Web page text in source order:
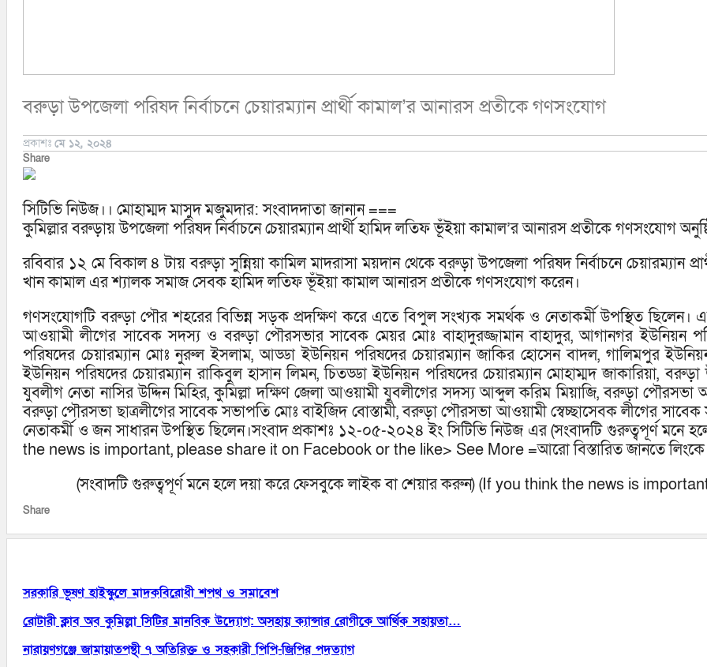
বরুড়া উপজেলা পরিষদ নির্বাচনে চেয়ারম্যান প্রার্থী কামাল’র আনারস প্রতীকে গণসংযোগ
প্রকাশঃ মে ১২, ২০২৪
Share
সিটিভি নিউজ।। মোহাম্মদ মাসুদ মজুমদার: সংবাদদাতা জানান ===
কুমিল্লার বরুড়ায় উপজেলা পরিষদ নির্বাচনে চেয়ারম্যান প্রার্থী হামিদ লতিফ ভূঁইয়া কামাল’র আনারস প্রতীকে গণসংযোগ
রবিবার ১২ মে বিকাল ৪ টায় বরুড়া সুন্নিয়া কামিল মাদরাসা ময়দান থেকে বরুড়া উপজেলা পরিষদ নির্বাচনে চেয়ারম্যান প্রার্থী
খান কামাল এর শ্যালক সমাজ সেবক হামিদ লতিফ ভূঁইয়া কামাল আনারস প্রতীকে গণসংযোগ করেন।
গণসংযোগটি বরুড়া পৌর শহরের বিভিন্ন সড়ক প্রদক্ষিণ করে এতে বিপুল সংখ্যক সমর্থক ও নেতাকর্মী উপস্থিত ছিলেন।
আওয়ামী লীগের সাবেক সদস্য ও বরুড়া পৌরসভার সাবেক মেয়র মোঃ বাহাদুরজ্জামান বাহাদুর, আগানগর ইউনিয়ন
পরিষদের চেয়ারম্যান মোঃ নুরুল ইসলাম, আড্ডা ইউনিয়ন পরিষদের চেয়ারম্যান জাকির হোসেন বাদল, গালিমপুর
ইউনিয়ন পরিষদের চেয়ারম্যান রাকিবুল হাসান লিমন, চিতড্ডা ইউনিয়ন পরিষদের চেয়ারম্যান মোহাম্মদ জাকারিয়া,
যুবলীগ নেতা নাসির উদ্দিন মিহির, কুমিল্লা দক্ষিণ জেলা আওয়ামী যুবলীগের সদস্য আব্দুল করিম মিয়াজি, বরুড়া
বরুড়া পৌরসভা ছাত্রলীগের সাবেক সভাপতি মোঃ বাইজিদ বোস্তামী, বরুড়া পৌরসভা আওয়ামী স্বেচ্ছাসেবক লীগের
নেতাকর্মী ও জন সাধারন উপস্থিত ছিলেন।সংবাদ প্রকাশঃ ১২-০৫-২০২৪ ইং সিটিভি নিউজ এর (সংবাদটি গুরুত্বপূর্ণ
the news is important, please share it on Facebook or the like> See More =আরো বিস্তারিত জানতে লিংকে
(সংবাদটি গুরুত্বপূর্ণ মনে হলে দয়া করে ফেসবুকে লাইক বা শেয়ার করুন) (If you think the news is
Share
সরকারি ভূষণ হাইস্কুলে মাদকবিরোধী শপথ ও সমাবেশ
রোটারী ক্লাব অব কুমিল্লা সিটির মানবিক উদ্যোগ: অসহায় ক্যান্সার রোগীকে আর্থিক সহায়তা…
নারায়ণগঞ্জে জামায়াতপন্থী ৭ অতিরিক্ত ও সহকারী পিপি-জিপির পদত্যাগ